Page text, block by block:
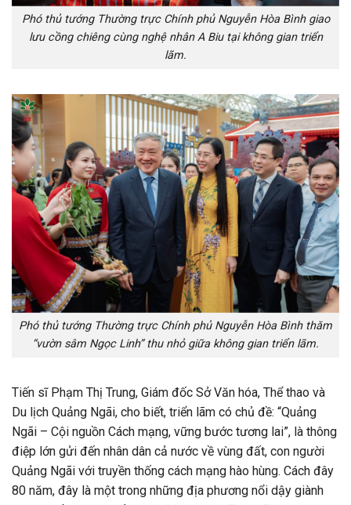
Phó thủ tướng Thường trực Chính phủ Nguyễn Hòa Bình giao
lưu cồng chiêng cùng nghệ nhân A Biu tại không gian triển
lãm.
Phó thủ tướng Thường trực Chính phủ Nguyễn Hòa Bình thăm
“vườn sâm Ngọc Linh” thu nhỏ giữa không gian triển lãm.
Tiến sĩ Phạm Thị Trung, Giám đốc Sở Văn hóa, Thể thao và
Du lịch Quảng Ngãi, cho biết, triển lãm có chủ đề: “Quảng
Ngãi – Cội nguồn Cách mạng, vững bước tương lai”, là thông
điệp lớn gửi đến nhân dân cả nước về vùng đất, con người
Quảng Ngãi với truyền thống cách mạng hào hùng. Cách đây
80 năm, đây là một trong những địa phương nổi dậy giành